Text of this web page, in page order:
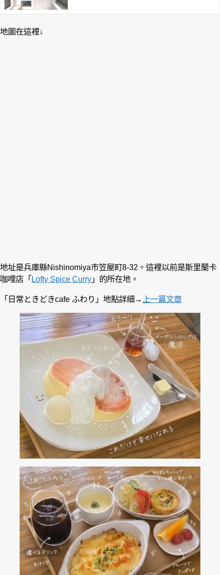
地圖在這裡↓
地址是兵庫縣Nishinomiya市笠屋町8-32。這裡以前是斯里蘭卡
咖哩店「 Lofty Spice Curry 」的所在地。
「日常ときどきcafe ふわり」地點詳細→ 上一篇文章